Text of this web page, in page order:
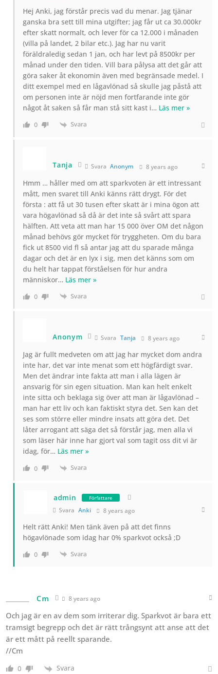
Hej Anki, jag förstår precis vad du menar. Jag tjänar
ganska bra sett till mina utgifter; jag får ut ca 30.000kr
efter skatt normalt, och lever för ca 12.000 i månaden
(villa på landet, 2 bilar etc.). Jag har nu varit
föräldraledig sedan 1 jan, och har levt på 8500kr per
månad under den tiden. Vill bara pålysa att det går att
göra saker åt ekonomin även med begränsade medel. I
ditt exempel med en lågavlönad så skulle jag påstå att
om personen inte är nöjd men fortfarande inte gör
något åt saken så får man stå sitt kast i… Läs mer »
0 Svara
Tanja Svara Anonym 8 years ago
Hmm … håller med om att sparkvoten är ett intressant
mått, men svaret till Anki känns rätt drygt. För det
första : att få ut 30 tusen efter skatt är i mina ögon att
vara högavlönad så då är det inte så svårt att spara
hälften. Att veta att man har 15 000 över OM det någon
månad behövs gör mycket för tryggheten. Om du bara
fick ut 8500 vid fl så antar jag att du sparade många
dagar och det är en lyx i sig, men det känns som om
du helt har tappat förståelsen för hur andra
människor… Läs mer »
0 Svara
Anonym Svara Tanja 8 years ago
Jag är fullt medveten om att jag har mycket dom andra
inte har, det var inte menat som ett högfärdigt svar.
Men det ändrar inte fakta att man i alla lägen är
ansvarig för sin egen situation. Man kan helt enkelt
inte sitta och beklaga sig över att man är lågavlönad –
man har ett liv och kan faktiskt styra det. Sen kan det
ses som större eller mindre insats att göra det. Det
låter arrogant att säga det så förstår jag, men alla vi
som läser här inne har gjort val som tagit oss dit vi är
idag, för… Läs mer »
0 Svara
admin Författare
Svara Anki 8 years ago
Helt rätt Anki! Men tänk även på att det finns
högavlönade som idag har 0% sparkvot också ;D
0 Svara
Cm 8 years ago
Och jag är en av dem som irriterar dig. Sparkvot är bara ett
tramsigt begrepp och det är rätt trångsynt att anse att det
är ett mått på reellt sparande.
//Cm
0 Svara